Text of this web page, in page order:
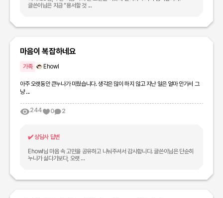
글쓴이님은 지금 “용서할 것 ...
마음이 복잡하네요
가족 Ehowl
아주 오랫동안 큰누나가 미웠습니다. 생각은 많이 하지 않고 지난 일은 얼마 안가서 그
냥 ...
244 0 2
✔️상담사 답변
Ehowl님 마음 속 고민을 공유하고 나눠주셔서 감사합니다. 글쓴이님은 단순히
누나가 싫다기보다, 오랫 ...